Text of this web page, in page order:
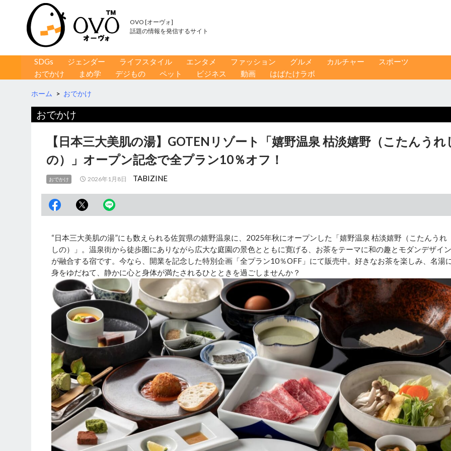
OVO [オーヴォ]
話題の情報を発信するサイト
コンテンツへ移動
SDGs ジェンダー ライフスタイル エンタメ ファッション グルメ カルチャー
スポーツ
おでかけ
まめ学 デジもの ペット ビジネス 動画 はばたけラボ
ホーム > おでかけ
おでかけ
【日本三大美肌の湯】GOTENリゾート「嬉野温泉 枯淡嬉野（こたんうれ
の）」オープン記念で全プラン10％オフ！
おでかけ 2026年1月8日 TABIZINE
“日本三大美肌の湯”にも数えられる佐賀県の嬉野温泉に、2025年秋にオープンした「嬉野温泉 枯淡嬉野（こたんうれ
しの）」。温泉街から徒歩圏にありながら広大な庭園の景色とともに寛げる、お茶をテーマに和の趣とモダンデザイン
が融合する宿です。今なら、開業を記念した特別企画「全プラン10％OFF」にて販売中。好きなお茶を楽しみ、名湯
身をゆだねて、静かに心と身体が満たされるひとときを過ごしませんか？